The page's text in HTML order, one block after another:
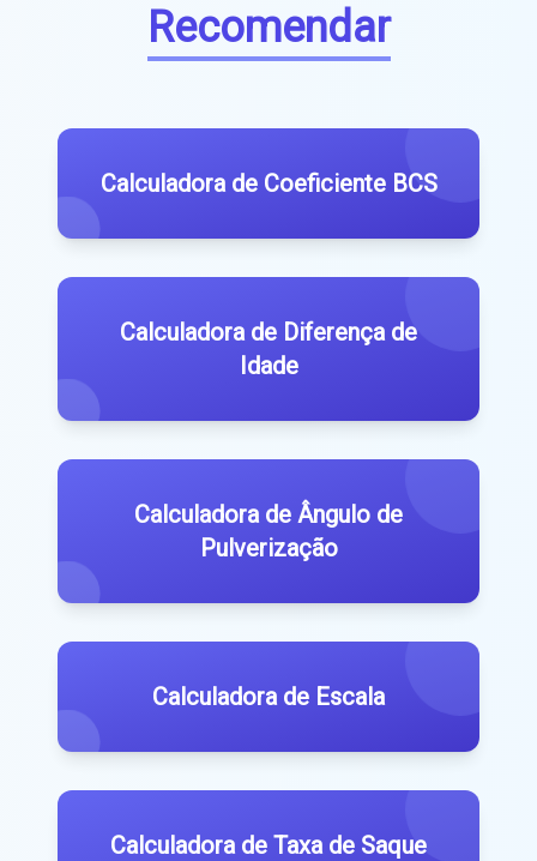
Recomendar
Calculadora de Coeficiente BCS
Calculadora de Diferença de
Idade
Calculadora de Ângulo de
Pulverização
Calculadora de Escala
Calculadora de Taxa de Saque